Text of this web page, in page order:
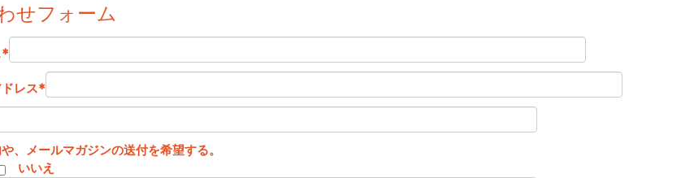
せフォーム
*
レス*
、メールマガジンの送付を希望する。
いいえ